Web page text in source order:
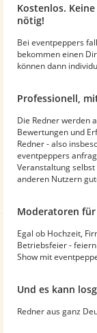
Kostenlos.
nötig!
Bei eventpeppers
bekommen einen
können dann
Professionell,
Die Redner werden
Bewertungen und
Redner - also
eventpeppers
Veranstaltung
anderen Nutzern
Moderatoren
Egal ob Hochzeit,
Betriebsfeier -
Show mit
Und es kann
Redner aus ganz